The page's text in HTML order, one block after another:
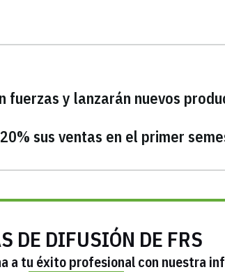
fuerzas y lanzarán nuevos
sus ventas en el primer
DE DIFUSIÓN DE FRS
a tu éxito profesional con nuestra